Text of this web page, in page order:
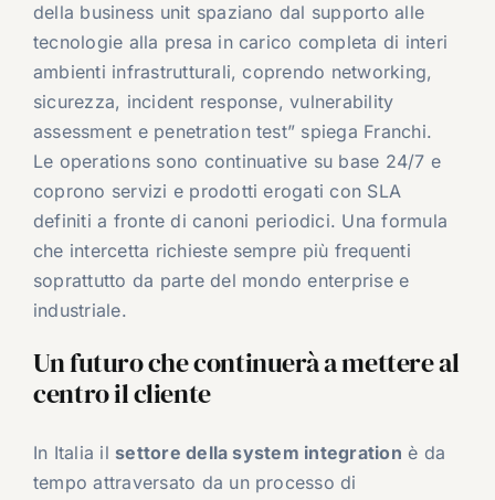
della business unit spaziano dal supporto alle
tecnologie alla presa in carico completa di interi
ambienti infrastrutturali, coprendo networking,
sicurezza, incident response, vulnerability
assessment e penetration test” spiega Franchi.
Le operations sono continuative su base 24/7 e
coprono servizi e prodotti erogati con SLA
definiti a fronte di canoni periodici. Una formula
che intercetta richieste sempre più frequenti
soprattutto da parte del mondo enterprise e
industriale.
Un futuro che continuerà a mettere al
centro il cliente
In Italia il settore della system integration è da
tempo attraversato da un processo di